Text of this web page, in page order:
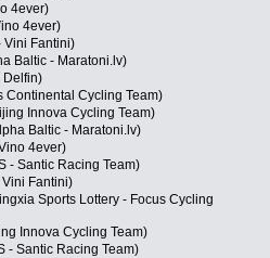
4ever)
4ever)
Vini Fantini)
Baltic - Maratoni.lv)
Delfin)
Continental Cycling Team)
Innova Cycling Team)
Baltic - Maratoni.lv)
4ever)
- Santic Racing Team)
Fantini)
Sports Lottery - Focus Cycling
Innova Cycling Team)
- Santic Racing Team)